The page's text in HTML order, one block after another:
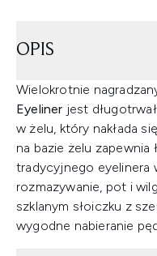
OPIS
Wielokrotnie
Eyeliner jest
w żelu, który nakłada
na bazie żelu zapewnia
tradycyjnego eyelinera
rozmazywanie, pot i
szklanym słoiczku z
wygodne nabieranie